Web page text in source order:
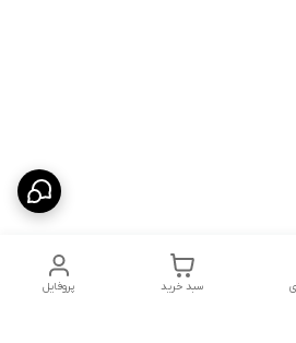
پروفایل سبد خرید